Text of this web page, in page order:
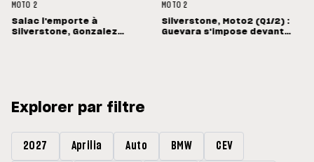
MOTO 2
Salac l'emporte à
Silverstone, Gonzalez
MOTO 2
Silverstone, Moto2 (Q1/2) :
Guevara s'impose devant
Explorer par filtre
2027 Aprilia Auto BMW CEV